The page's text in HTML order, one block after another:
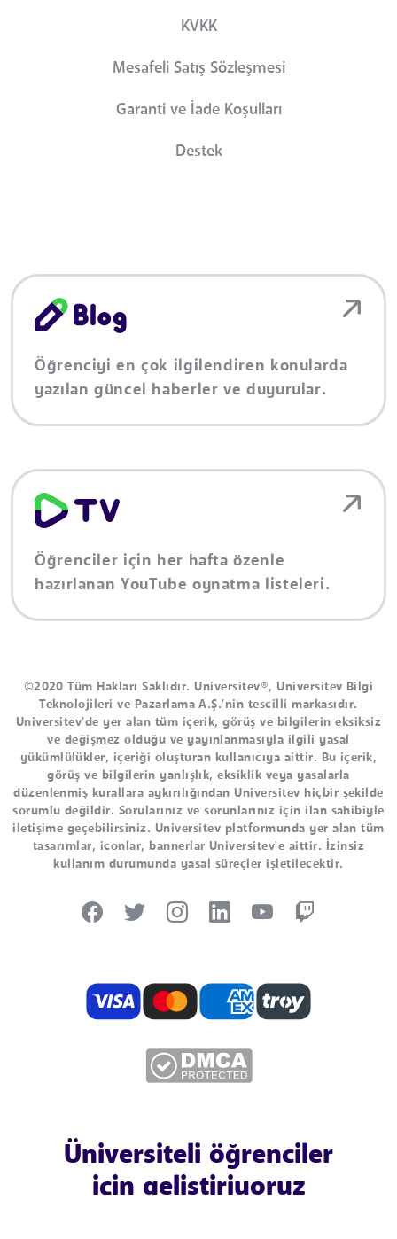
KVKK
Mesafeli Satış Sözleşmesi
Garanti ve İade Koşulları
Destek
Öğrenciyi en çok ilgilendiren konularda
yazılan güncel haberler ve duyurular.
Öğrenciler için her hafta özenle
hazırlanan YouTube oynatma listeleri.
©2020 Tüm Hakları Saklıdır. Universitev®, Universitev Bilgi
Teknolojileri ve Pazarlama A.Ş.'nin tescilli markasıdır.
Universitev'de yer alan tüm içerik, görüş ve bilgilerin eksiksiz
ve değişmez olduğu ve yayınlanmasıyla ilgili yasal
yükümlülükler, içeriği oluşturan kullanıcıya aittir. Bu içerik,
görüş ve bilgilerin yanlışlık, eksiklik veya yasalarla
düzenlenmiş kurallara aykırılığından Universitev hiçbir şekilde
sorumlu değildir. Sorularınız ve sorunlarınız için ilan sahibiyle
iletişime geçebilirsiniz. Universitev platformunda yer alan tüm
tasarımlar, iconlar, bannerlar Universitev'e aittir. İzinsiz
kullanım durumunda yasal süreçler işletilecektir.
Üniversiteli öğrenciler
için geliştiriyoruz